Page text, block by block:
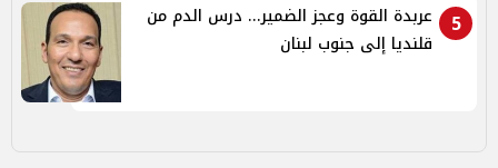
5
عربدة القوة وعجز الضمير... درس الدم من
قلنديا إلى جنوب لبنان